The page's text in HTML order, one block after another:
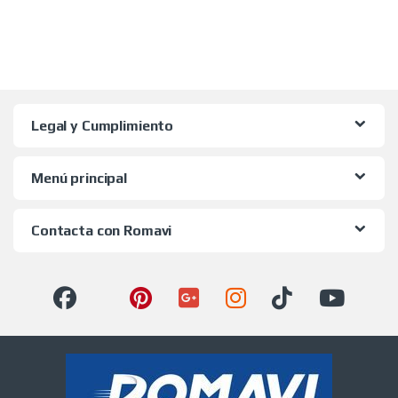
Legal y Cumplimiento
Menú principal
Contacta con Romavi